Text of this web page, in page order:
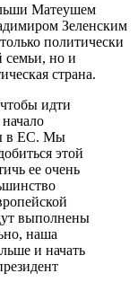
Матеушем
Зеленским
политически
семьи, но и
страна.
идти
в ЕС. Мы
этой
ее очень
выполнены
наша
и начать